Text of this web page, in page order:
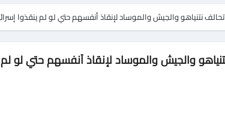
نتنياهو والجيش والموساد لإنقاذ أنفسهم حتي لو لم ينقذوا
تتوقف كيف تحالف نتنياهو والجيش والموساد لإنقاذ أنفسهم حتي لو